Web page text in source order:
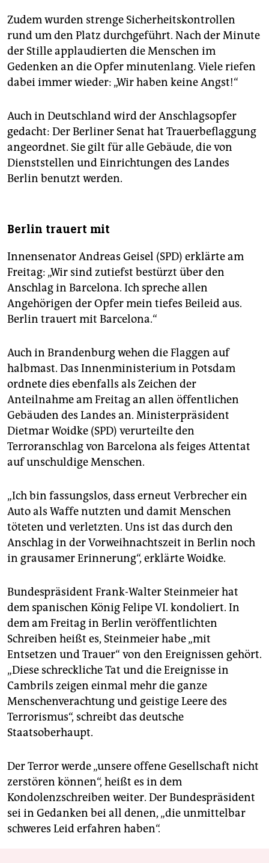
Zudem wurden strenge Sicherheitskontrollen
rund um den Platz durchgeführt. Nach der Minute
der Stille applaudierten die Menschen im
Gedenken an die Opfer minutenlang. Viele riefen
dabei immer wieder: „Wir haben keine Angst!“
Auch in Deutschland wird der Anschlagsopfer
gedacht: Der Berliner Senat hat Trauerbeflaggung
angeordnet. Sie gilt für alle Gebäude, die von
Dienststellen und Einrichtungen des Landes
Berlin benutzt werden.
Berlin trauert mit
Innensenator Andreas Geisel (SPD) erklärte am
Freitag: „Wir sind zutiefst bestürzt über den
Anschlag in Barcelona. Ich spreche allen
Angehörigen der Opfer mein tiefes Beileid aus.
Berlin trauert mit Barcelona.“
Auch in Brandenburg wehen die Flaggen auf
halbmast. Das Innenministerium in Potsdam
ordnete dies ebenfalls als Zeichen der
Anteilnahme am Freitag an allen öffentlichen
Gebäuden des Landes an. Ministerpräsident
Dietmar Woidke (SPD) verurteilte den
Terroranschlag von Barcelona als feiges Attentat
auf unschuldige Menschen.
„Ich bin fassungslos, dass erneut Verbrecher ein
Auto als Waffe nutzten und damit Menschen
töteten und verletzten. Uns ist das durch den
Anschlag in der Vorweihnachtszeit in Berlin noch
in grausamer Erinnerung“, erklärte Woidke.
Bundespräsident Frank-Walter Steinmeier hat
dem spanischen König Felipe VI. kondoliert. In
dem am Freitag in Berlin veröffentlichten
Schreiben heißt es, Steinmeier habe „mit
Entsetzen und Trauer“ von den Ereignissen gehört.
„Diese schreckliche Tat und die Ereignisse in
Cambrils zeigen einmal mehr die ganze
Menschenverachtung und geistige Leere des
Terrorismus“, schreibt das deutsche
Staatsoberhaupt.
Der Terror werde „unsere offene Gesellschaft nicht
zerstören können“, heißt es in dem
Kondolenzschreiben weiter. Der Bundespräsident
sei in Gedanken bei all denen, „die unmittelbar
schweres Leid erfahren haben“.